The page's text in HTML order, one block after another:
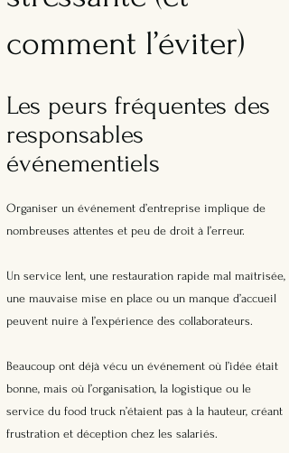
comment l’éviter)
Les peurs fréquentes des
responsables
événementiels
Organiser un événement d’entreprise implique de
nombreuses attentes et peu de droit à l’erreur.
Un service lent, une restauration rapide mal maîtrisée,
une mauvaise mise en place ou un manque d’accueil
peuvent nuire à l’expérience des collaborateurs.
Beaucoup ont déjà vécu un événement où l’idée était
bonne, mais où l’organisation, la logistique ou le
service du food truck n’étaient pas à la hauteur, créant
frustration et déception chez les salariés.